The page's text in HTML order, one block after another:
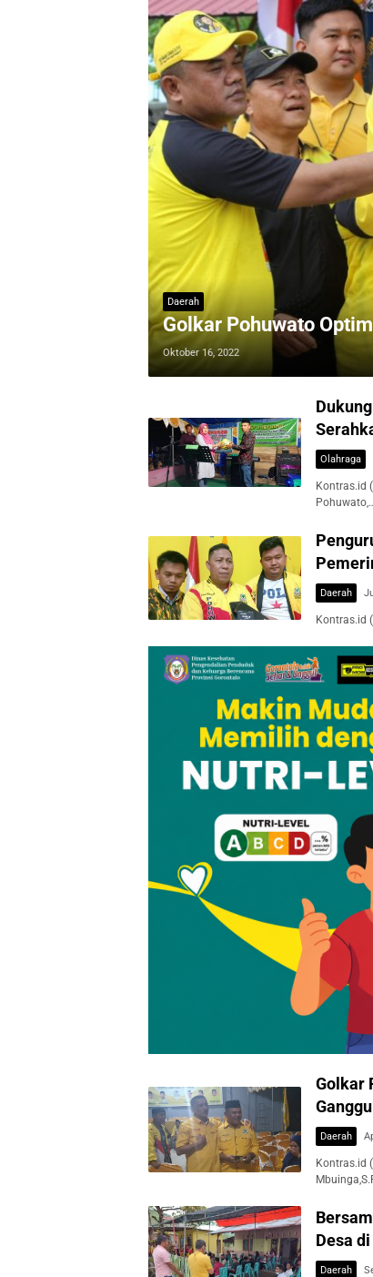
Daerah
Golkar Pohuwato
Oktober 16, 2022
Olahraga
Kontras.id
Daerah
Kontras.id
Golkar
Daerah
Kontras.id
Desa
Daerah